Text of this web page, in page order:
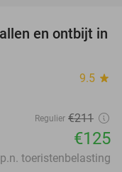
41%
en ontbijt in
9.5 star
Regulier €211
€125
toeristenbelasting